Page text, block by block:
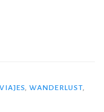
,WANDERLUST,